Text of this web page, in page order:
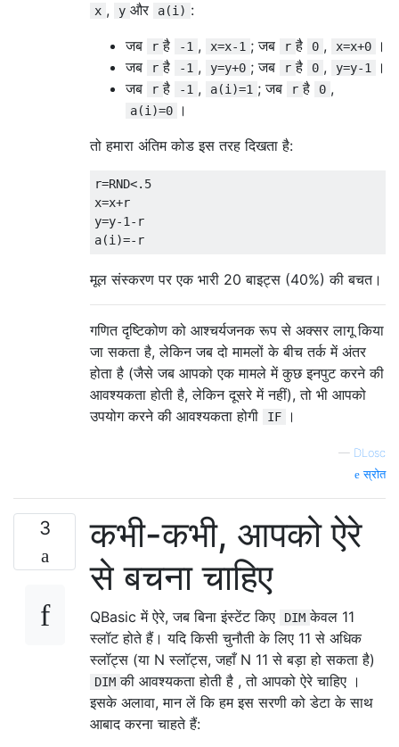
x , y और a(i) :
जब
r है -1 , x=x-1 ; जब r है 0 , x=x+0
।
जब
r है -1 , y=y+0 ; जब r है 0 , y=y-1
।
जब
r है -1 , a(i)=1 ; जब r है 0 ,
a(i)=0
।
तो हमारा अंतिम कोड इस तरह दिखता है:
r=RND<.5
x=x+r
y=y-1-r
मूल संस्करण पर एक भारी 20 बाइट्स (40%) की बचत।
गणित दृष्टिकोण को आश्चर्यजनक रूप से अक्सर लागू किया
जा सकता है, लेकिन जब दो मामलों के बीच तर्क में अंतर
होता है (जैसे जब आपको एक मामले में कुछ इनपुट करने की
आवश्यकता होती है, लेकिन दूसरे में नहीं), तो भी आपको
उपयोग करने की आवश्यकता होगी
IF ।
— DLosc
स्रोत
3
कभी-कभी, आपको ऐरे
से बचना चाहिए
QBasic में ऐरे, जब बिना इंस्टेंट किए DIM केवल 11
स्लॉट होते हैं। यदि किसी चुनौती के लिए 11 से अधिक
स्लॉट्स (या N स्लॉट्स, जहाँ N 11 से बड़ा हो सकता है)
DIM की आवश्यकता होती है , तो आपको ऐरे चाहिए ।
इसके अलावा, मान लें कि हम इस सरणी को डेटा के साथ
आबाद करना चाहते हैं: